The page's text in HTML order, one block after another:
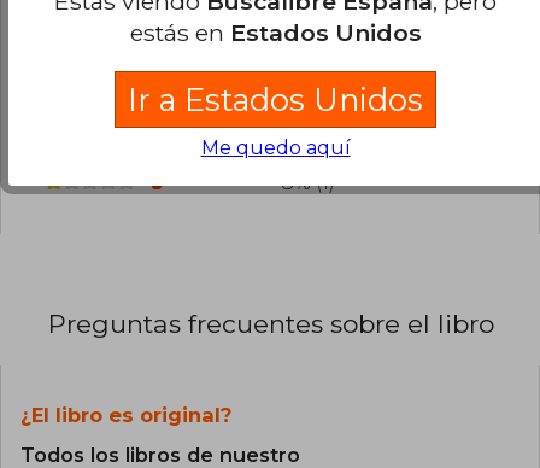
92% (12)
0% (0)
0% (0)
0% (0)
8% (1)
Preguntas frecuentes sobre el libro
¿El libro es original?
Todos los libros de nuestro
estás en Estados Unidos
Ir a Estados Unidos
Me quedo aquí